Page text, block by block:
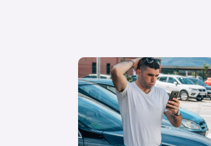
¿Qué diferencias hay entre
coche de stock y coche de Km 0?
tus dudas